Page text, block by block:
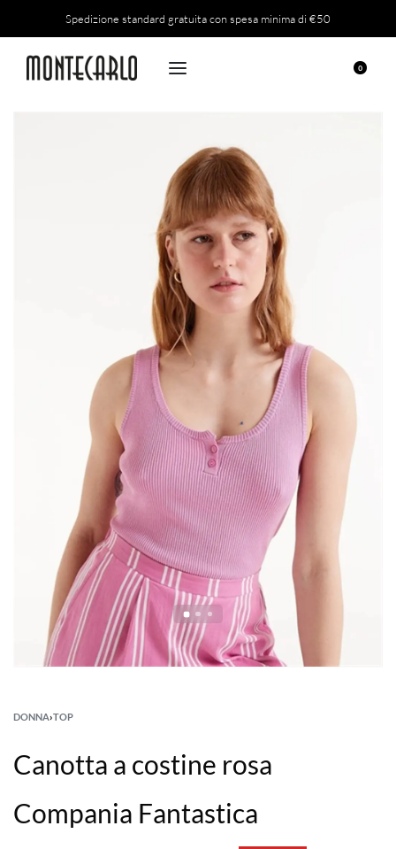
Spedizione standard gratuita con spesa minima di €50
0
DONNA›TOP
Canotta a costine rosa
Compania Fantastica